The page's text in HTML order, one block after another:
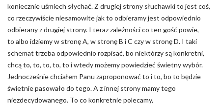
koniecznie uśmiech słychać. Z drugiej strony słuchawki to jest coś,
co rzeczywiście niesamowite jak to odbieramy jest odpowiednio
odbierany z drugiej strony. I teraz zależności co ten gość powie,
to albo idziemy w stronę A, w stronę B i C czy w stronę D. I taki
schemat trzeba odpowiednio rozpisać, bo niektórzy są konkretni,
chcą to, to, to, to, to i wtedy możemy powiedzieć świetny wybór.
Jednocześnie chciałem Panu zaproponować to i to, bo to będzie
świetnie pasowało do tego. A z innej strony mamy tego
niezdecydowanego. To co konkretnie polecamy,